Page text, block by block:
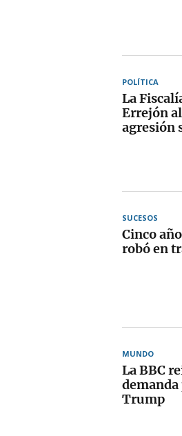
POLÍTICA
La
Errejón
agresión
SUCESOS
Cinco
robó en
MUNDO
La BBC
Trump